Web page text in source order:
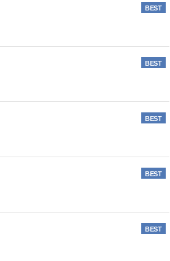
BEST
BEST
BEST
BEST
BEST